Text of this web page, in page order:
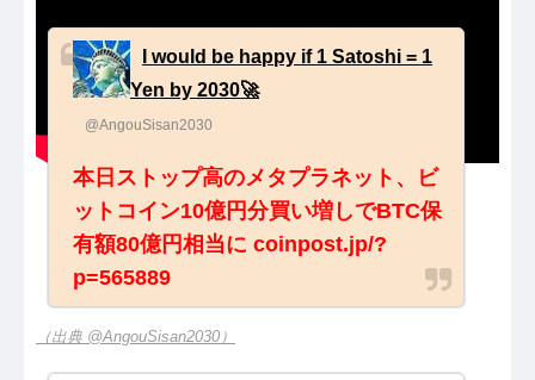
I would be happy if 1 Satoshi = 1
Yen by 2030🚀
@AngouSisan2030
本日ストップ高のメタプラネット、ビ
ットコイン10億円分買い増しでBTC保
有額80億円相当に coinpost.jp/?
p=565889
（出典 @AngouSisan2030）